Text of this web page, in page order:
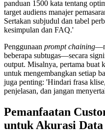
panduan 1500 kata tentang
target audiens manajer
Sertakan subjudul dan tabel
kesimpulan dan FAQ.'
Penggunaan prompt chaining
beberapa subtugas—secara
output. Misalnya, pertama buat
untuk mengembangkan setiap
juga penting: 'Hindari frasa
penjelasan, dan jangan
Pemanfaatan
untuk Akurasi Data